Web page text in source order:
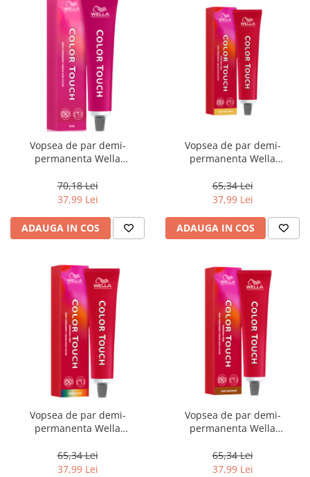
Vopsea de par demi-
permanenta Wella
Plus 77/07, 60 ml
70,18 Lei
37,99 Lei
ADAUGA IN COS
Vopsea de par demi-
permanenta Wella
9/86, Blond Luminos Perlat
Violet, 60 ml
65,34 Lei
37,99 Lei
ADAUGA IN COS
Vopsea de par demi-
permanenta Wella
Special Mix 0/68, Violet
Albastrui, 60 ml
65,34 Lei
37,99 Lei
Vopsea de par demi-
permanenta Wella
Blond Mediu Castaniu, 60 ml
65,34 Lei
37,99 Lei